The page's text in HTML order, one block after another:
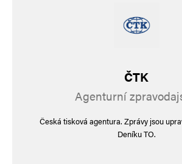
ČTK
Agenturní
Česká tisková agentura. Zprávy jsou
Deníku TO.